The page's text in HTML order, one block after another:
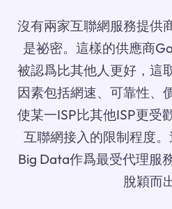
沒有兩家互聯網服務提供
是祕密。這樣的供應商
被認爲比其他人更好，這
因素包括網速、可靠性、
使某一ISP比其他ISP更受
互聯網接入的限制程度
Big Data作爲最受代理服
脫穎而